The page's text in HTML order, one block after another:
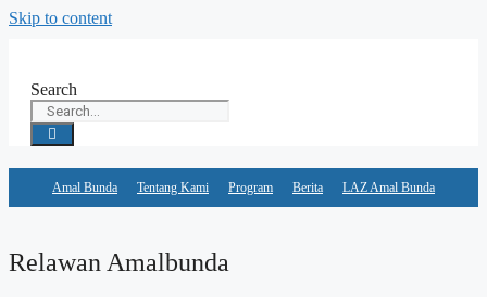
Skip to content
Search
Amal Bunda Tentang Kami Program Berita LAZ Amal Bunda
Relawan Amalbunda